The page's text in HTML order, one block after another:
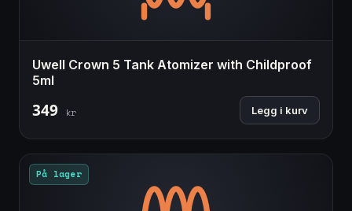
Uwell Crown 5 Tank Atomizer with Childproof
5ml
349 kr Legg i kurv
På lager